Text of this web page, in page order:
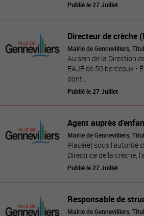
Publié le 27 Juillet
Directeur de crèche
Mairie de Gennevilliers,
Au sein de la Direction
EAJE de 50 berceaux •
dont...
Publié le 27 Juillet
Agent auprès
Mairie de Gennevilliers,
Placé(e) sous l’autorité
Directrice de la crèche,
Publié le 27 Juillet
Responsable de
Mairie de Gennevilliers,